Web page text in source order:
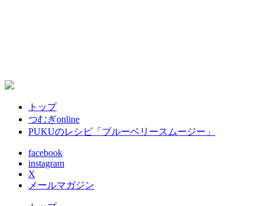
トップ
つむぎonline
PUKUのレシピ「ブルーベリースムージー」
facebook
instagram
X
メールマガジン